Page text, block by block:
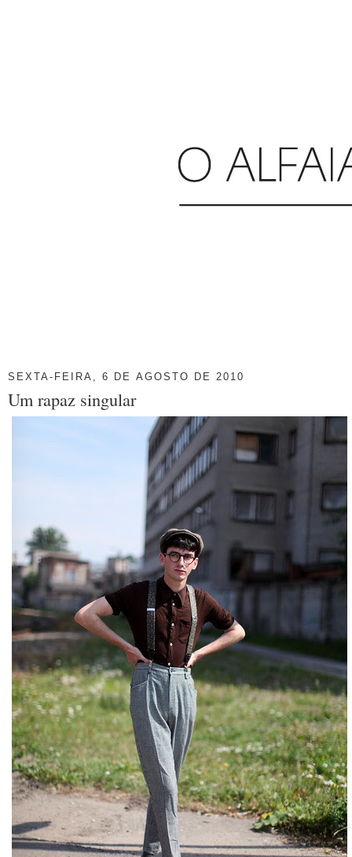
SEXTA-FEIRA, 6 DE AGOSTO DE 2010
Um rapaz singular